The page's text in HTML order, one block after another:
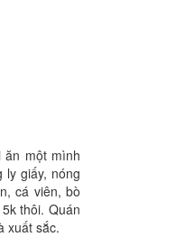
ăn một mình
ly giấy, nóng
cá viên, bò
thôi. Quán
xuất sắc.